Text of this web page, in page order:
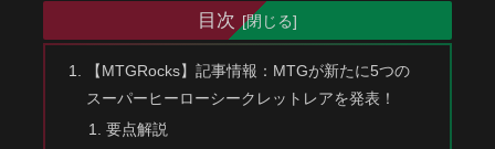
目次
【MTGRocks】記事情報：MTGが新たに5つの
スーパーヒーローシークレットレアを発表！
要点解説